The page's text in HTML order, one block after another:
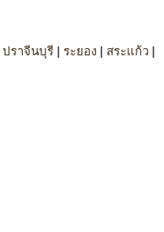
ปราจีนบุรี | ระยอง | สระแก้ว |